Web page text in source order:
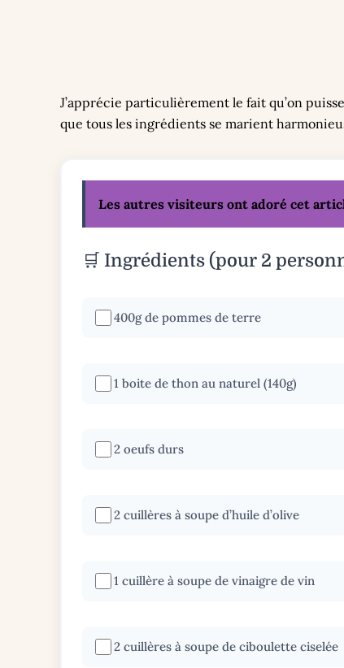
J’apprécie particulièrement le fait qu’on
que tous les ingrédients se marient
Les autres visiteurs ont adoré cet
🛒 Ingrédients (pour 2
400g de pommes de terre
1 boite de thon au naturel (140g)
2 oeufs durs
2 cuillères à soupe d’huile d’olive
1 cuillère à soupe de vinaigre de vin
2 cuillères à soupe de ciboulette ciselée